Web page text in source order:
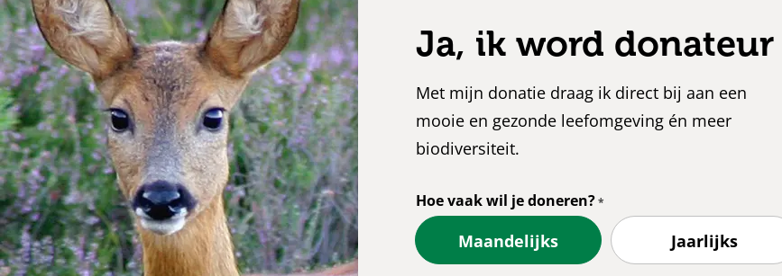
Ja, ik word donateur
Met mijn donatie draag ik direct bij aan een
mooie en gezonde leefomgeving én meer
biodiversiteit.
Hoe vaak wil je doneren?
Maandelijks Jaarlijks